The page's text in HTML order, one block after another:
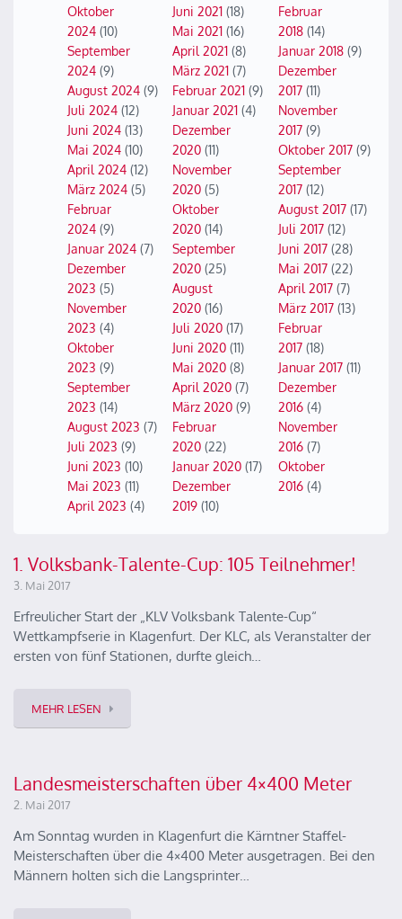
Oktober
2024 (10)
September
2024 (9)
August 2024 (9)
Juli 2024 (12)
Juni 2024 (13)
Mai 2024 (10)
April 2024 (12)
März 2024 (5)
Februar
2024 (9)
Januar 2024 (7)
Dezember
2023 (5)
November
2023 (4)
Oktober
2023 (9)
September
2023 (14)
August 2023 (7)
Juli 2023 (9)
Juni 2023 (10)
Mai 2023 (11)
April 2023 (4)
Juni 2021 (18)
Mai 2021 (16)
April 2021 (8)
März 2021 (7)
Februar 2021 (9)
Januar 2021 (4)
Dezember
2020 (11)
November
2020 (5)
Oktober
2020 (14)
September
2020 (25)
August
2020 (16)
Juli 2020 (17)
Juni 2020 (11)
Mai 2020 (8)
April 2020 (7)
März 2020 (9)
Februar
2020 (22)
Januar 2020 (17)
Dezember
2019 (10)
Februar
2018(14)
Januar 2018(9)
Dezember
2017(11)
November
2017(9)
Oktober 2017(9)
September
2017(12)
August 2017(17)
Juli 2017(12)
Juni 2017(28)
Mai 2017(22)
April 2017(7)
März 2017(13)
Februar
2017(18)
Januar 2017(11)
Dezember
2016(4)
November
2016(7)
Oktober
2016(4)
1. Volksbank-Talente-Cup: 105 Teilnehmer!
3. Mai 2017
Erfreulicher Start der „KLV Volksbank Talente-Cup“
Wettkampfserie in Klagenfurt. Der KLC, als Veranstalter der
ersten von fünf Stationen, durfte gleich…
MEHR LESEN
Landesmeisterschaften über 4×400 Meter
2. Mai 2017
Am Sonntag wurden in Klagenfurt die Kärntner Staffel-
Meisterschaften über die 4×400 Meter ausgetragen. Bei den
Männern holten sich die Langsprinter…